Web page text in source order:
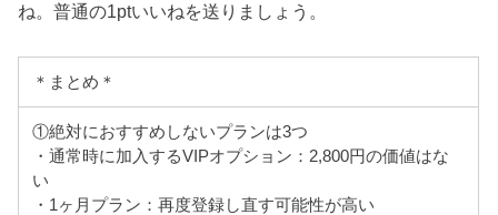
ね。普通の1ptいいねを送りましょう。
＊まとめ＊
①絶対におすすめしないプランは3つ
・通常時に加入するVIPオプション：2,800円の価値はな
い
・1ヶ月プラン：再度登録し直す可能性が高い